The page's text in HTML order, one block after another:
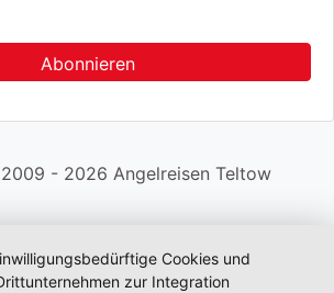
- 2026 Angelreisen Teltow
Cookies und
zur Integration